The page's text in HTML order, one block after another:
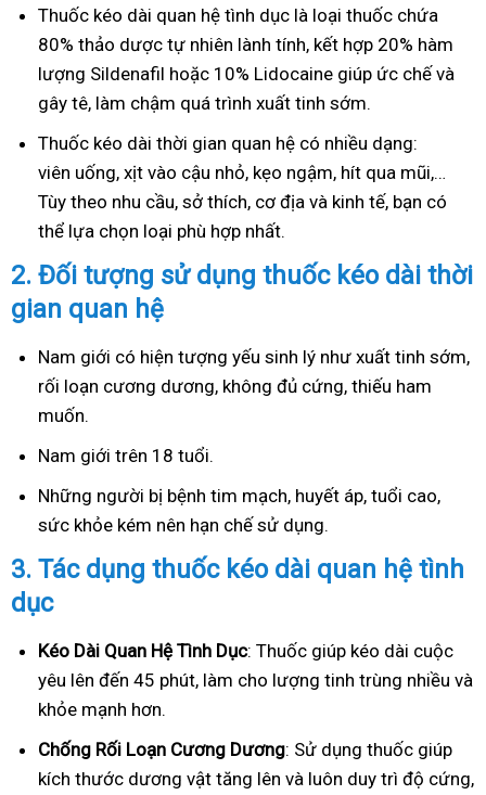
Thuốc kéo dài quan hệ tình dục là loại thuốc chứa
80% thảo dược tự nhiên lành tính, kết hợp 20% hàm
lượng Sildenafil hoặc 10% Lidocaine giúp ức chế và
gây tê, làm chậm quá trình xuất tinh sớm.
Thuốc kéo dài thời gian quan hệ có nhiều dạng:
viên uống, xịt vào cậu nhỏ, kẹo ngậm, hít qua mũi,…
Tùy theo nhu cầu, sở thích, cơ địa và kinh tế, bạn có
thể lựa chọn loại phù hợp nhất.
2. Đối tượng sử dụng thuốc kéo dài thời
gian quan hệ
Nam giới có hiện tượng yếu sinh lý như xuất tinh sớm,
rối loạn cương dương, không đủ cứng, thiếu ham
muốn.
Nam giới trên 18 tuổi.
Những người bị bệnh tim mạch, huyết áp, tuổi cao,
sức khỏe kém nên hạn chế sử dụng.
3. Tác dụng thuốc kéo dài quan hệ tình
dục
Kéo Dài Quan Hệ Tình Dục: Thuốc giúp kéo dài cuộc
yêu lên đến 45 phút, làm cho lượng tinh trùng nhiều và
khỏe mạnh hơn.
Chống Rối Loạn Cương Dương: Sử dụng thuốc giúp
kích thước dương vật tăng lên và luôn duy trì độ cứng,